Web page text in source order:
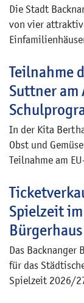
Die Stadt
von vier
„Büttenenfeld“,
2203/7). Die
und 640
in einer
hervorragender
hat beschlossen,
Höchstgebot
liegt. Im
Verfahren richtet
Privatpersonen
sind
innerhalb von
errichten sowie
Teilnahme
Suttner am
In der Kita
Obst und
Teilnahme am
„Gartenland in
Gemüse erleben
aus einem
wächst, die
werden kann. In
Spielzeit
Bürgerhaus
Das Backnanger
für das
Spielzeit 2026/